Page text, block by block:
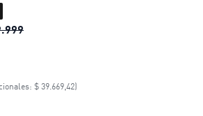
Zapatillas de pádel NOVA COURT
de pádel NOVA COURT
$ 39.669,42)